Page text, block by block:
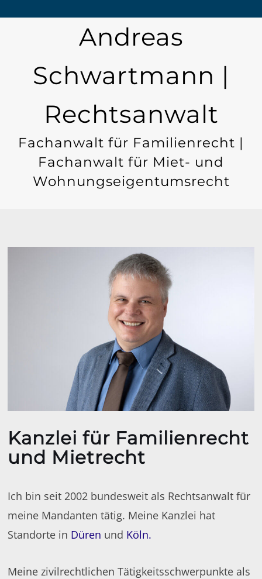
Andreas
Schwartmann |
Rechtsanwalt
Fachanwalt für Familienrecht |
Fachanwalt für Miet- und
Wohnungseigentumsrecht
Kanzlei für Familienrecht
und Mietrecht
Ich bin seit 2002 bundesweit als Rechtsanwalt für
meine Mandanten tätig. Meine Kanzlei hat
Standorte in Düren und Köln.
Meine zivilrechtlichen Tätigkeitsschwerpunkte als